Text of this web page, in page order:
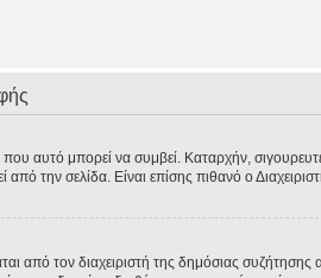
αυτό μπορεί να συμβεί. Καταρχήν,
από την σελίδα. Είναι επίσης πιθανό ο
από τον διαχειριστή της δημόσιας